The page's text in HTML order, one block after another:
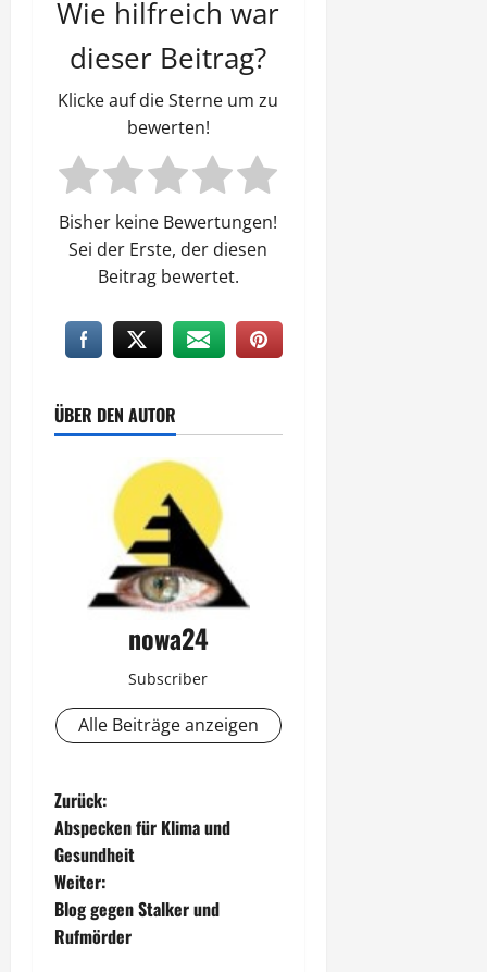
Wie hilfreich war
dieser Beitrag?
Klicke auf die Sterne um zu
bewerten!
Bisher keine Bewertungen!
Sei der Erste, der diesen
Beitrag bewertet.
ÜBER DEN AUTOR
nowa24
Subscriber
Alle Beiträge anzeigen
B
e
i
t
Zurück:
Abspecken für Klima und
Gesundheit
Weiter:
Blog gegen Stalker und
Rufmörder